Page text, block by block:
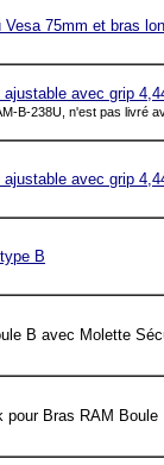
75mm et bras
avec grip
B-238U, n'est pas livré
avec grip
B
B avec Molette
pour Bras RAM Boule